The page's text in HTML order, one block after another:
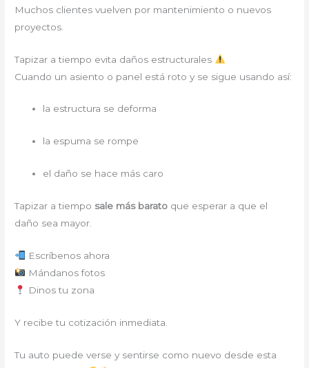
Muchos clientes vuelven por mantenimiento o nuevos
proyectos.
Tapizar a tiempo evita daños estructurales
Cuando un asiento o panel está roto y se sigue usando así:
la estructura se deforma
la espuma se rompe
el daño se hace más caro
Tapizar a tiempo sale más barato que esperar a que el
daño sea mayor.
Escríbenos ahora
Mándanos fotos
Dinos tu zona
Y recibe tu cotización inmediata.
Tu auto puede verse y sentirse como nuevo desde esta